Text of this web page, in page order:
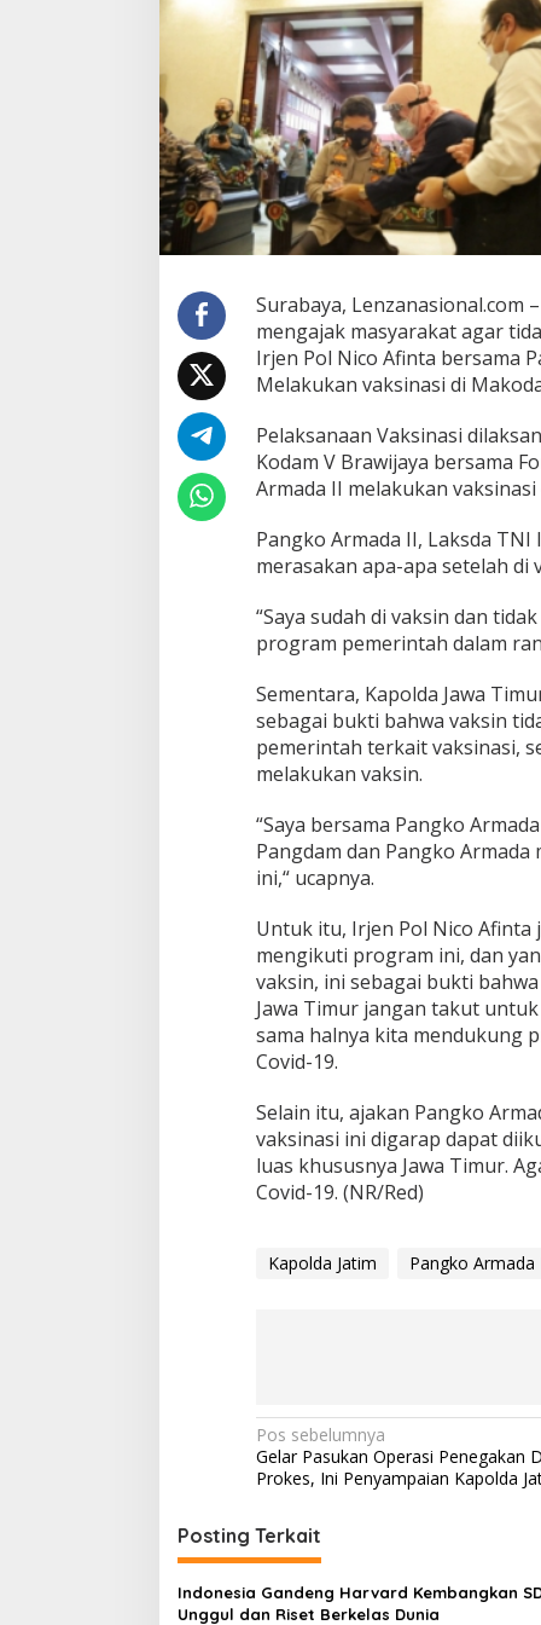
i
k
V
a
k
s
i
n
D
i
R
u
n
g
P
a
n
a
m
V
r
w
j
a
a
Surabaya,
mengajak masyarakat agar
Irjen Pol Nico Afinta bersama
Melakukan vaksinasi di
Pelaksanaan Vaksinasi
Kodam V Brawijaya bersama
Armada II melakukan
Pangko Armada II, Laksda
merasakan apa-apa setelah di
“Saya sudah di vaksin dan
program pemerintah dalam
Sementara, Kapolda Jawa
sebagai bukti bahwa vaksin
pemerintah terkait vaksinasi,
melakukan vaksin.
“Saya bersama Pangko
Pangdam dan Pangko
ini,“ ucapnya.
Untuk itu, Irjen Pol Nico
mengikuti program ini, dan
vaksin, ini sebagai bukti
Jawa Timur jangan takut
sama halnya kita mendukung
Covid-19.
Selain itu, ajakan Pangko
vaksinasi ini digarap dapat
luas khususnya Jawa Timur.
Covid-19. (NR/Red)
Kapolda Jatim Pangko Armada
N
a
i
g
a
Pos sebelumnya
Gelar Pasukan Operasi Penegakan
Prokes, Ini Penyampaian Kapolda
Posting Terkait
Indonesia Gandeng Harvard Kembangkan
Unggul dan Riset Berkelas Dunia